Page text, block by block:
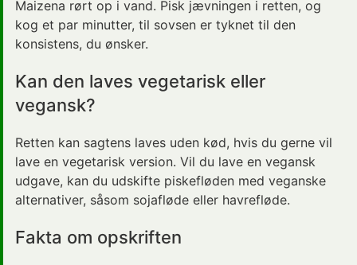
Maizena rørt op i vand. Pisk jævningen i retten, og
kog et par minutter, til sovsen er tyknet til den
konsistens, du ønsker.
Kan den laves vegetarisk eller
vegansk?
Retten kan sagtens laves uden kød, hvis du gerne vil
lave en vegetarisk version. Vil du lave en vegansk
udgave, kan du udskifte piskefløden med veganske
alternativer, såsom sojafløde eller havrefløde.
Fakta om opskriften